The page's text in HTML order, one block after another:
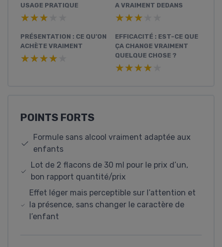
USAGE PRATIQUE
★★★★★
★★★★★
A VRAIMENT DEDANS
★★★★★
★★★★★
PRÉSENTATION : CE QU’ON
ACHÈTE VRAIMENT
★★★★★
★★★★★
EFFICACITÉ : EST-CE QUE
ÇA CHANGE VRAIMENT
QUELQUE CHOSE ?
★★★★★
★★★★★
POINTS FORTS
Formule sans alcool vraiment adaptée aux
enfants
Lot de 2 flacons de 30 ml pour le prix d’un,
bon rapport quantité/prix
Effet léger mais perceptible sur l’attention et
la présence, sans changer le caractère de
l’enfant